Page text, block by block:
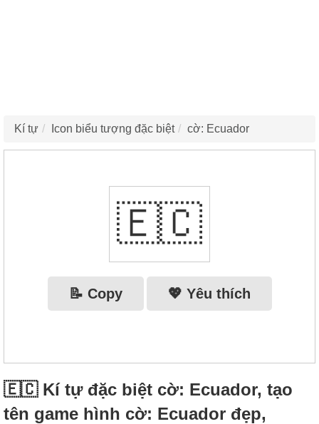
Kí tự Icon biểu tượng đặc biệt cờ: Ecuador
🇪🇨
📝 Copy 💖 Yêu thích
🇪🇨 Kí tự đặc biệt cờ: Ecuador, tạo
tên game hình cờ: Ecuador đẹp,